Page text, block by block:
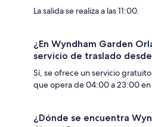
La salida se realiza a las 11:00.
¿En Wyndham Garden
servicio de traslado
Sí, se ofrece un servicio
que opera de 04:00 a 23:00
¿Dónde se encuentra